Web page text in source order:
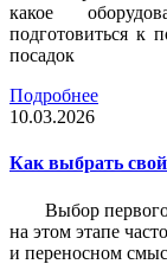
какое
подготовиться к
посадок
Подробнее
10.03.2026
Как выбрать
Выбор
на этом этапе
и переносном